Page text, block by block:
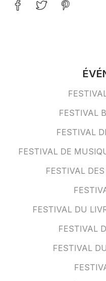
FESTIVAL
FESTIVAL
FESTIVAL DE
FESTIVAL
FESTIVAL DU
FESTIVAL
FESTIVAL